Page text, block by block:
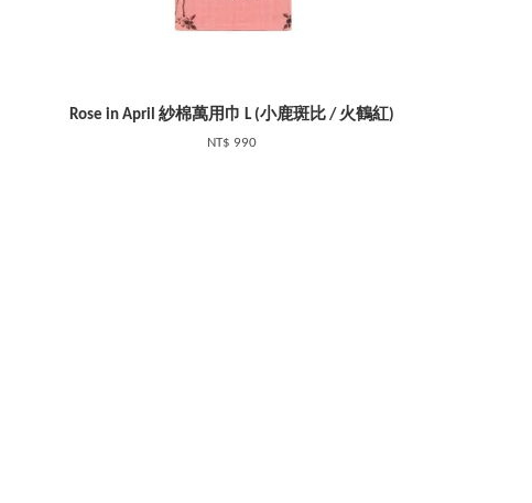
Rose in April 紗棉萬用巾 L (小鹿斑比 / 火鶴紅)
NT$ 990